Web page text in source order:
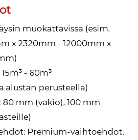
muokattavissa (esim.
x 2320mm - 12000mm x
- 60m³
alustan perusteella)
80 mm (vakio), 100 mm
Premium-vaihtoehdot,